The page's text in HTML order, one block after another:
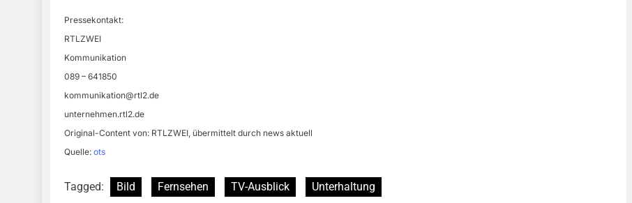
Pressekontakt:
RTLZWEI
Kommunikation
089 – 641850
kommunikation@rtl2.de
unternehmen.rtl2.de
Original-Content von: RTLZWEI, übermittelt durch news aktuell
Quelle: ots
Tagged: Bild Fernsehen TV-Ausblick Unterhaltung